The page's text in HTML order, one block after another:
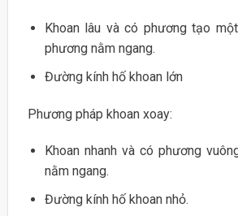
Khoan lâu và có phương tạo
phương nằm ngang.
Đường kính hố khoan lớn
Phương pháp khoan xoay:
Khoan nhanh và có phương
nằm ngang.
Đường kính hố khoan nhỏ.